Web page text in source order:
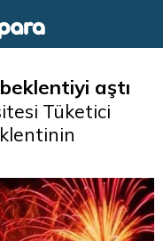
aştı
Tüketici